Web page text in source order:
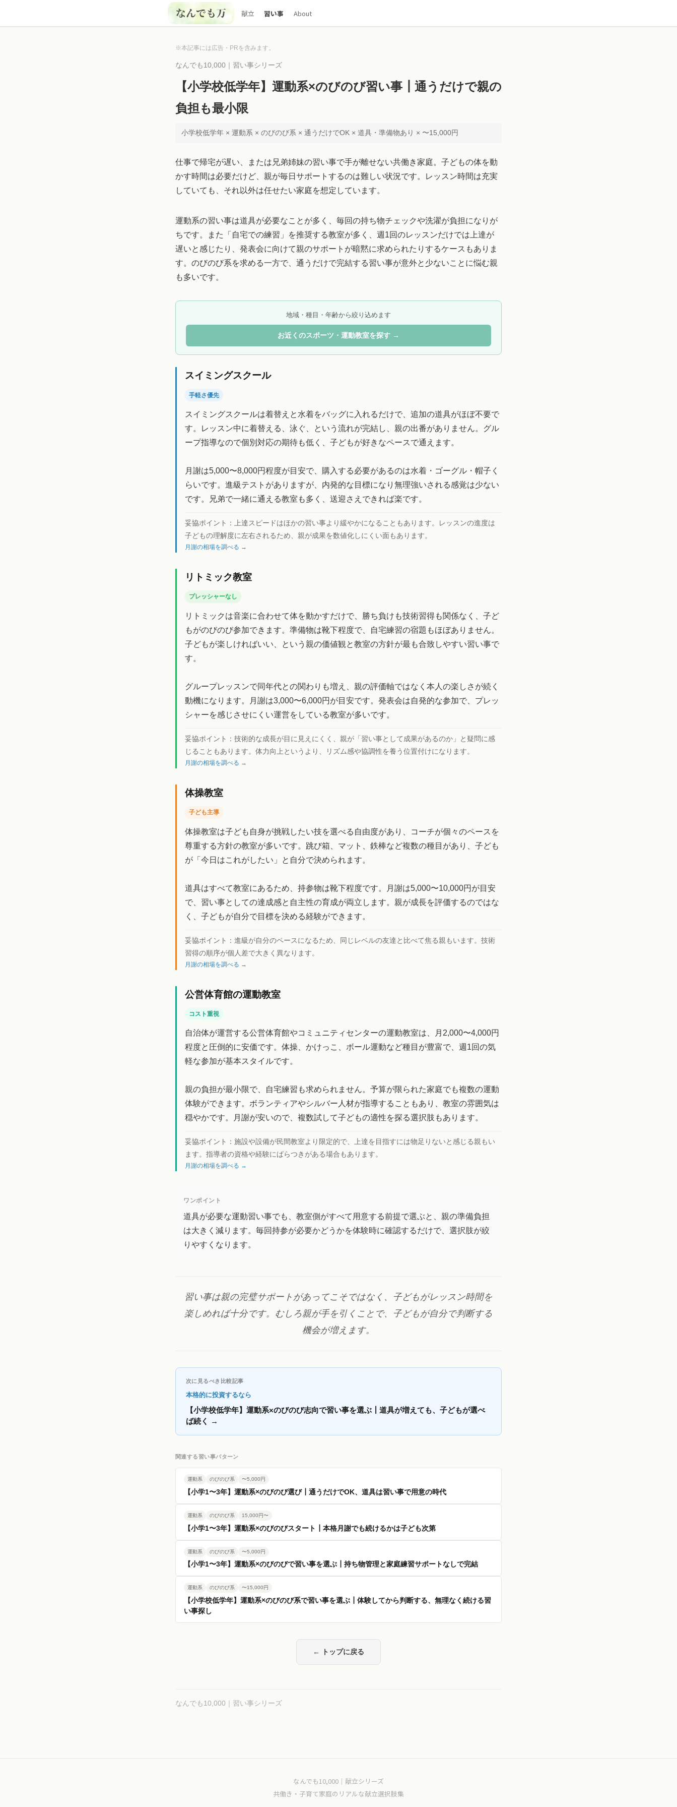
献立 習い事 About
※本記事には広告・PRを含みます。
なんでも10,000｜習い事シリーズ
【小学校低学年】運動系×のびのび習い事┃通うだけで親の
負担も最小限
小学校低学年 × 運動系 × のびのび系 × 通うだけでOK × 道具・準備物あり × 〜15,000円
仕事で帰宅が遅い、または兄弟姉妹の習い事で手が離せない共働き家庭。子どもの体を動
かす時間は必要だけど、親が毎日サポートするのは難しい状況です。レッスン時間は充実
していても、それ以外は任せたい家庭を想定しています。
運動系の習い事は道具が必要なことが多く、毎回の持ち物チェックや洗濯が負担になりが
ちです。また「自宅での練習」を推奨する教室が多く、週1回のレッスンだけでは上達が
遅いと感じたり、発表会に向けて親のサポートが暗黙に求められたりするケースもありま
す。のびのび系を求める一方で、通うだけで完結する習い事が意外と少ないことに悩む親
も多いです。
地域・種目・年齢から絞り込めます
お近くのスポーツ・運動教室を探す →
スイミングスクール
手軽さ優先
スイミングスクールは着替えと水着をバッグに入れるだけで、追加の道具がほぼ不要で
す。レッスン中に着替える、泳ぐ、という流れが完結し、親の出番がありません。グル
ープ指導なので個別対応の期待も低く、子どもが好きなペースで通えます。
月謝は5,000〜8,000円程度が目安で、購入する必要があるのは水着・ゴーグル・帽子く
らいです。進級テストがありますが、内発的な目標になり無理強いされる感覚は少ない
です。兄弟で一緒に通える教室も多く、送迎さえできれば楽です。
妥協ポイント：
上達スピードはほかの習い事より緩やかになることもあります。レッスンの進度は
子どもの理解度に左右されるため、親が成果を数値化しにくい面もあります。
月謝の相場を調べる →
リトミック教室
プレッシャーなし
リトミックは音楽に合わせて体を動かすだけで、勝ち負けも技術習得も関係なく、子ど
もがのびのび参加できます。準備物は靴下程度で、自宅練習の宿題もほぼありません。
子どもが楽しければいい、という親の価値観と教室の方針が最も合致しやすい習い事で
す。
グループレッスンで同年代との関わりも増え、親の評価軸ではなく本人の楽しさが続く
動機になります。月謝は3,000〜6,000円が目安です。発表会は自発的な参加で、プレッ
シャーを感じさせにくい運営をしている教室が多いです。
妥協ポイント： 技術的な成長が目に見えにくく、親が「習い事として成果があるのか」と疑問に感
じることもあります。体力向上というより、リズム感や協調性を養う位置付けになります。
月謝の相場を調べる →
体操教室
子ども主導
体操教室は子ども自身が挑戦したい技を選べる自由度があり、コーチが個々のペースを
尊重する方針の教室が多いです。跳び箱、マット、鉄棒など複数の種目があり、子ども
が「今日はこれがしたい」と自分で決められます。
道具はすべて教室にあるため、持参物は靴下程度です。月謝は5,000〜10,000円が目安
で、習い事としての達成感と自主性の育成が両立します。親が成長を評価するのではな
く、子どもが自分で目標を決める経験ができます。
妥協ポイント： 進級が自分のペースになるため、同じレベルの友達と比べて焦る親もいます。技術
習得の順序が個人差で大きく異なります。
月謝の相場を調べる →
公営体育館の運動教室
コスト重視
自治体が運営する公営体育館やコミュニティセンターの運動教室は、月2,000〜4,000円
程度と圧倒的に安価です。体操、かけっこ、ボール運動など種目が豊富で、週1回の気
軽な参加が基本スタイルです。
親の負担が最小限で、自宅練習も求められません。予算が限られた家庭でも複数の運動
体験ができます。ボランティアやシルバー人材が指導することもあり、教室の雰囲気は
穏やかです。月謝が安いので、複数試して子どもの適性を探る選択肢もあります。
妥協ポイント： 施設や設備が民間教室より限定的で、上達を目指すには物足りないと感じる親もい
ます。指導者の資格や経験にばらつきがある場合もあります。
月謝の相場を調べる →
ワンポイント
道具が必要な運動習い事でも、教室側がすべて用意する前提で選ぶと、親の準備負担
は大きく減ります。毎回持参が必要かどうかを体験時に確認するだけで、選択肢が絞
りやすくなります。
習い事は親の完璧サポートがあってこそではなく、子どもがレッスン時間を
楽しめれば十分です。むしろ親が手を引くことで、子どもが自分で判断する
機会が増えます。
次に見るべき比較記事
本格的に投資するなら
【小学校低学年】運動系×のびのび志向で習い事を選ぶ┃道具が増えても、子どもが選べ
ば続く
→
関連する習い事パターン
運動系 のびのび系 〜5,000円
【小学1〜3年】運動系×のびのび選び┃通うだけでOK、道具は習い事で用意の時代
運動系 のびのび系 15,000円〜
【小学1〜3年】運動系×のびのびスタート┃本格月謝でも続けるかは子ども次第
運動系 のびのび系 〜5,000円
【小学1〜3年】運動系×のびのびで習い事を選ぶ┃持ち物管理と家庭練習サポートなしで完結
運動系 のびのび系 〜15,000円
【小学校低学年】運動系×のびのび系で習い事を選ぶ┃体験してから判断する、無理なく続ける習
い事探し
← トップに戻る
なんでも10,000｜習い事シリーズ
なんでも10,000｜献立シリーズ
共働き・子育て家庭のリアルな献立選択肢集